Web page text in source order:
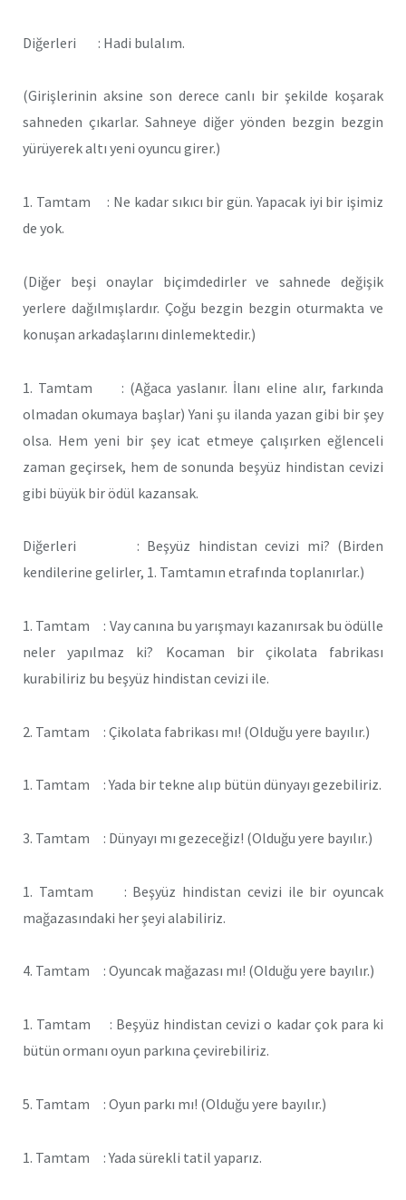
Diğerleri : Hadi bulalım.
(Girişlerinin aksine son derece canlı bir şekilde koşarak
sahneden çıkarlar. Sahneye diğer yönden bezgin bezgin
yürüyerek altı yeni oyuncu girer.)
1. Tamtam : Ne kadar sıkıcı bir gün. Yapacak iyi bir işimiz
de yok.
(Diğer beşi onaylar biçimdedirler ve sahnede değişik
yerlere dağılmışlardır. Çoğu bezgin bezgin oturmakta ve
konuşan arkadaşlarını dinlemektedir.)
1. Tamtam : (Ağaca yaslanır. İlanı eline alır, farkında
olmadan okumaya başlar) Yani şu ilanda yazan gibi bir şey
olsa. Hem yeni bir şey icat etmeye çalışırken eğlenceli
zaman geçirsek, hem de sonunda beşyüz hindistan cevizi
gibi büyük bir ödül kazansak.
Diğerleri : Beşyüz hindistan cevizi mi? (Birden
kendilerine gelirler, 1. Tamtamın etrafında toplanırlar.)
1. Tamtam : Vay canına bu yarışmayı kazanırsak bu ödülle
neler yapılmaz ki? Kocaman bir çikolata fabrikası
kurabiliriz bu beşyüz hindistan cevizi ile.
2. Tamtam : Çikolata fabrikası mı! (Olduğu yere bayılır.)
1. Tamtam : Yada bir tekne alıp bütün dünyayı gezebiliriz.
3. Tamtam : Dünyayı mı gezeceğiz! (Olduğu yere bayılır.)
1. Tamtam : Beşyüz hindistan cevizi ile bir oyuncak
mağazasındaki her şeyi alabiliriz.
4. Tamtam : Oyuncak mağazası mı! (Olduğu yere bayılır.)
1. Tamtam : Beşyüz hindistan cevizi o kadar çok para ki
bütün ormanı oyun parkına çevirebiliriz.
5. Tamtam : Oyun parkı mı! (Olduğu yere bayılır.)
1. Tamtam : Yada sürekli tatil yaparız.